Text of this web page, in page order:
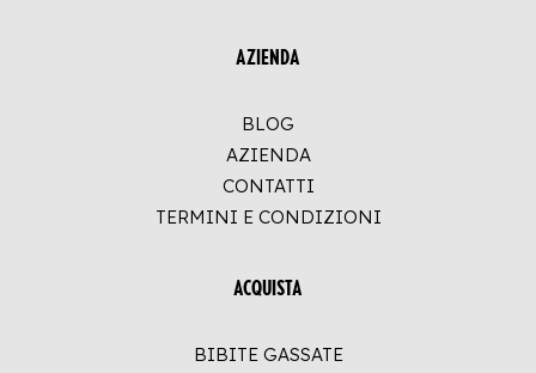
AZIENDA
BLOG
AZIENDA
CONTATTI
TERMINI E CONDIZIONI
ACQUISTA
BIBITE GASSATE